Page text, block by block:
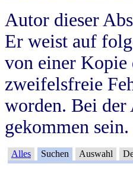
Autor dieser
Er weist auf
von einer Kopie
zweifelsfreie
worden. Bei der
gekommen
Alles Suchen Auswahl